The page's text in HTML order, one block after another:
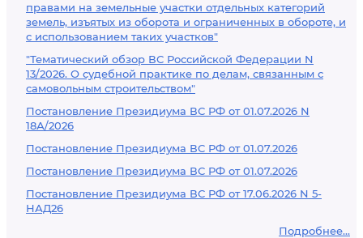
правами на земельные участки отдельных категорий
земель, изъятых из оборота и ограниченных в обороте, и
с использованием таких участков"
"Тематический обзор ВС Российской Федерации N
13/2026. О судебной практике по делам, связанным с
самовольным строительством"
Постановление Президиума ВС РФ от 01.07.2026 N
18А/2026
Постановление Президиума ВС РФ от 01.07.2026
Постановление Президиума ВС РФ от 01.07.2026
Постановление Президиума ВС РФ от 17.06.2026 N 5-
НАД26
Подробнее...